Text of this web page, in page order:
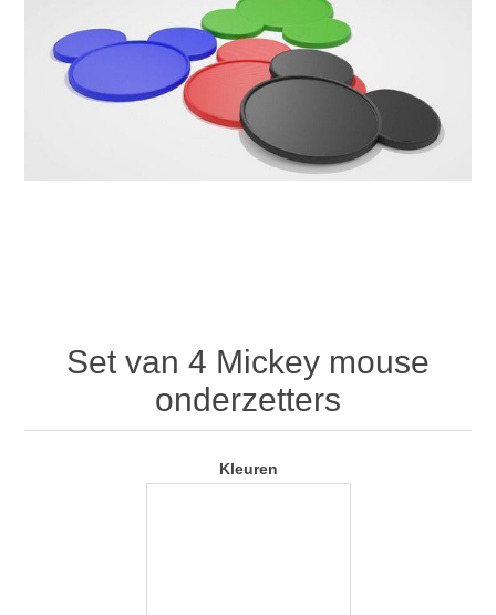
Set van 4 Mickey mouse
onderzetters
Kleuren